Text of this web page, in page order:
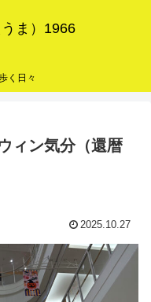
ま）1966
く日々
ィン気分（還暦
2025.10.27